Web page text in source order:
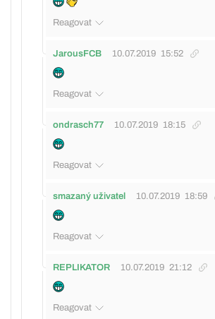
Reagovat
JarousFCB 10.07.2019 15:52
Reagovat
ondrasch77 10.07.2019 18:15
Reagovat
smazaný uživatel 10.07.2019 18:59
Reagovat
REPLIKATOR 10.07.2019 21:12
Reagovat